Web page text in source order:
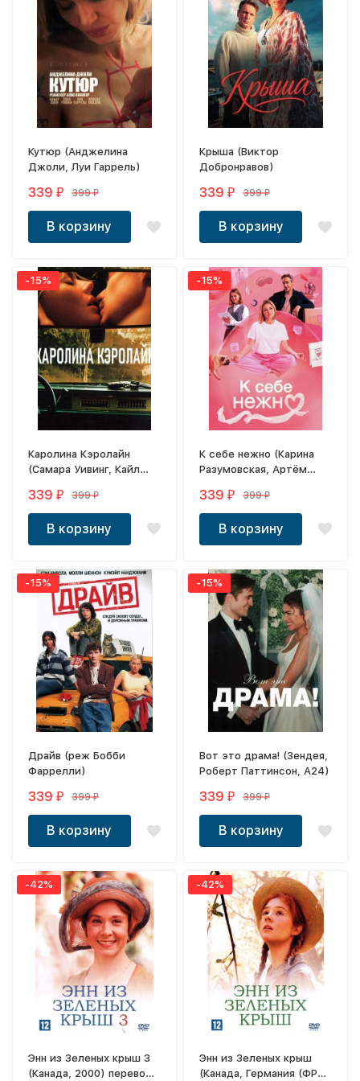
Кутюр (Анджелина
Джоли, Луи Гаррель)
339₽ 399₽
В корзину
Крыша (Виктор
Добронравов)
339₽ 399₽
В корзину
-15%
Каролина Кэролайн
(Самара Уивинг, Кайл
339₽ 399₽
В корзину
-15%
К себе нежно (Карина
Разумовская, Артём
339₽ 399₽
В корзину
-15%
Драйв (реж Бобби
Фаррелли)
339₽ 399₽
В корзину
-15%
Вот это драма! (Зендея,
Роберт Паттинсон, А24)
339₽ 399₽
В корзину
-42%
Энн из Зеленых крыш 3
(Канада, 2000) перевод
-42%
Энн из Зеленых крыш
(Канада, Германия (ФРГ),